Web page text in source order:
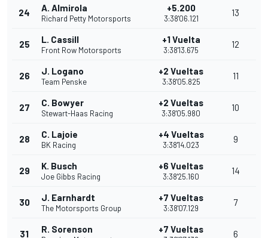
24 A. Almirola
Richard Petty Motorsports
+5.200
3:38'06.121
13
25 L. Cassill
Front Row Motorsports
+1 Vuelta
3:38'13.675
12
26 J. Logano
Team Penske
+2 Vueltas
3:38'05.825
11
27 C. Bowyer
Stewart-Haas Racing
+2 Vueltas
3:38'05.980
10
28 C. Lajoie
BK Racing
+4 Vueltas
3:38'14.023
9
29 K. Busch
Joe Gibbs Racing
+6 Vueltas
3:38'25.160
14
30 J. Earnhardt
The Motorsports Group
+7 Vueltas
3:38'07.129
7
31 R. Sorenson +7 Vueltas 6